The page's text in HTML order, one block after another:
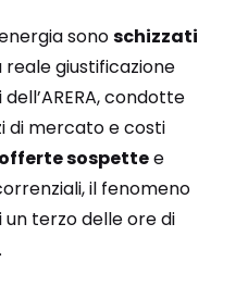
sonoschizzati
reale giustificazione
condotte
di mercato e costi
offerte sospettee
il fenomeno
terzo delle ore di